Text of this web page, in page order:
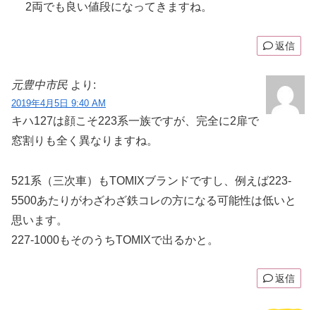
2両でも良い値段になってきますね。
返信
元豊中市民 より:
2019年4月5日 9:40 AM
キハ127は顔こそ223系一族ですが、完全に2扉で
窓割りも全く異なりますね。
521系（三次車）もTOMIXブランドですし、例えば223-
5500あたりがわざわざ鉄コレの方になる可能性は低いと
思います。
227-1000もそのうちTOMIXで出るかと。
返信